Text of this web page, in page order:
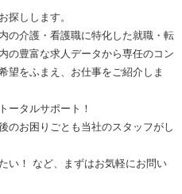
しします。
の介護・看護職に特化した就職・転
の豊富な求人データから専任のコン
望をふまえ、お仕事をご紹介しま
ータルサポート！
のお困りごとも当社のスタッフがし
い！ など、まずはお気軽にお問い